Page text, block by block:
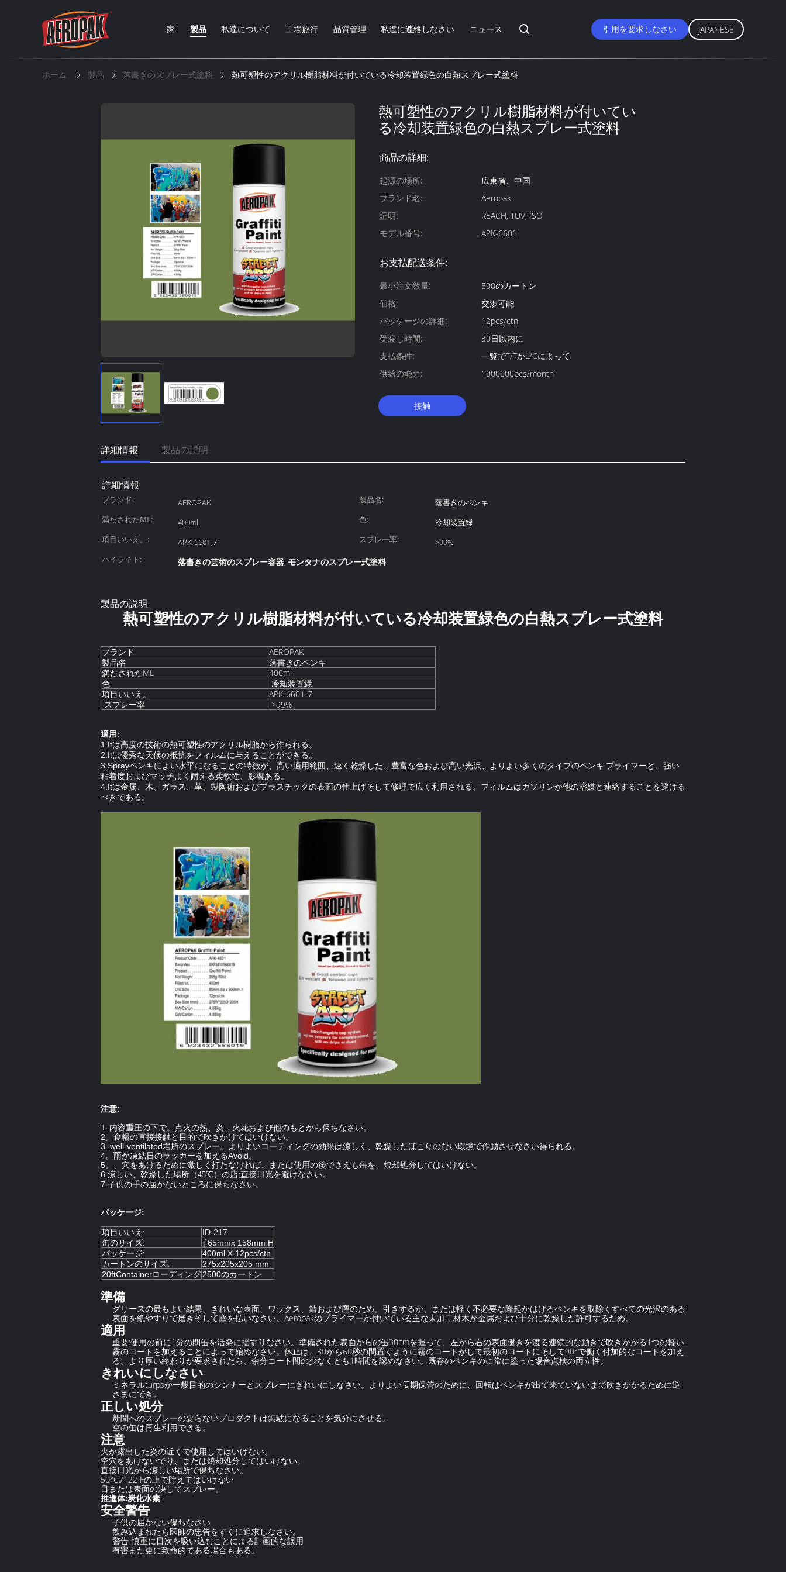
家 製品 私達について 工場旅行 品質管理 私達に連絡しなさい ニュース 引用を要求しなさい JAPANESE
ホーム 製品 落書きのスプレー式塗料 熱可塑性のアクリル樹脂材料が付いている冷却装置緑色の白熱スプレー式塗料
熱可塑性のアクリル樹脂材料が付いてい
る冷却装置緑色の白熱スプレー式塗料
商品の詳細:
起源の場所:
広東省、中国
ブランド名:
Aeropak
証明:
REACH, TUV, ISO
モデル番号:
APK-6601
お支払配送条件:
最小注文数量:
500のカートン
価格:
交渉可能
パッケージの詳細:
12pcs/ctn
受渡し時間:
30日以内に
支払条件:
一覧でT/TかL/Cによって
供給の能力:
1000000pcs/month
接触
詳細情報 製品の説明
詳細情報
ブランド: AEROPAK 製品名:
落書きのペンキ
満たされたML:
400ml 色:
冷却装置緑
項目いいえ。:
APK-6601-7 スプレー率:
>99%
ハイライト:
落書きの芸術のスプレー容器, モンタナのスプレー式塗料
製品の説明
熱可塑性のアクリル樹脂材料が付いている冷却装置緑色の白熱スプレー式塗料
ブランド
AEROPAK
製品名
落書きのペンキ
満たされたML
400ml
色
冷却装置緑
項目いいえ。
APK-6601-7
スプレー率
>99%
適用:
1.Itは高度の技術の熱可塑性のアクリル樹脂から作られる。
2.Itは優秀な天候の抵抗をフィルムに与えることができる。
3.Sprayペンキによい水平になることの特徴が、高い適用範囲、速く乾燥した、豊富な色および高い光沢、よりよい多くのタイプのペンキ プライマーと、強い
粘着度およびマッチよく耐える柔軟性、影響ある。
4.Itは金属、木、ガラス、革、製陶術およびプラスチックの表面の仕上げそして修理で広く利用される。フィルムはガソリンか他の溶媒と連絡することを避ける
べきである。
注意:
1. 内容重圧の下で。点火の熱、炎、火花および他のもとから保ちなさい。
2。食糧の直接接触と目的で吹きかけてはいけない。
3. well-ventilated場所のスプレー。よりよいコーティングの効果は涼しく、乾燥したほこりのない環境で作動させなさい得られる。
4。雨か凍結日のラッカーを加えるAvoid。
5。、穴をあけるために激しく打たなければ、または使用の後でさえも缶を、焼却処分してはいけない。
6.涼しい、乾燥した場所（45℃） の店;直接日光を避けなさい。
7.子供の手の届かないところに保ちなさい。
パッケージ:
項目いいえ:
ID-217
缶のサイズ:
∮65mmx 158mm H
パッケージ:
400ml X 12pcs/ctn
カートンのサイズ:
275x205x205 mm
20ftContainerローディング2500のカートン
準備
グリースの最もよい結果、きれいな表面、ワックス、錆および塵のため。引きずるか、または軽く不必要な隆起かはげるペンキを取除くすべての光沢のある
表面を紙やすりで磨きそして塵を払いなさい。Aeropakのプライマーが付いている主な未加工材木か金属および十分に乾燥した許可するため。
適用
重要:使用の前に1分の間缶を活発に揺すりなさい。準備された表面からの缶30cmを握って、左から右の表面働きを渡る連続的な動きで吹きかかる1つの軽い
霧のコートを加えることによって始めなさい。休止は、30から60秒の間置くように霧のコートがして最初のコートにそして90°で働く付加的なコートを加え
る。より厚い終わりが要求されたら、余分コート間の少なくとも1時間を認めなさい。既存のペンキのに常に塗った場合点検の両立性。
きれいにしなさい
ミネラルturpsか一般目的のシンナーとスプレーにきれいにしなさい。よりよい長期保管のために、回転はペンキが出て来ていないまで吹きかかるために逆
さまにでき。
正しい処分
新聞へのスプレーの要らないプロダクトは無駄になることを気分にさせる。
空の缶は再生利用できる。
注意
火か露出した炎の近くで使用してはいけない。
空穴をあけないでり、または焼却処分してはいけない。
直接日光から涼しい場所で保ちなさい。
50°C./122 Fの上で貯えてはいけない
目または表面の決してスプレー。
推進体:炭化水素
安全警告
子供の届かない保ちなさい
飲み込まれたら医師の忠告をすぐに追求しなさい。
警告-慎重に目次を吸い込むことによる計画的な誤用
有害また更に致命的である場合もある。